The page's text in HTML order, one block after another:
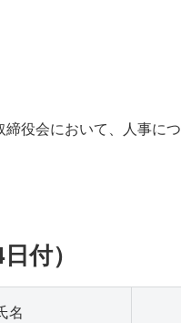
役会において、人事に
付）
名